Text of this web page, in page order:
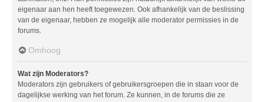
eigenaar aan hen heeft toegewezen. Ook afhankelijk van de beslissing
van de eigenaar, hebben ze mogelijk alle moderator permissies in de
forums.
Omhoog
Wat zijn Moderators?
Moderators zijn gebruikers of gebruikersgroepen die in staan voor de
dagelijkse werking van het forum. Ze kunnen, in de forums die ze